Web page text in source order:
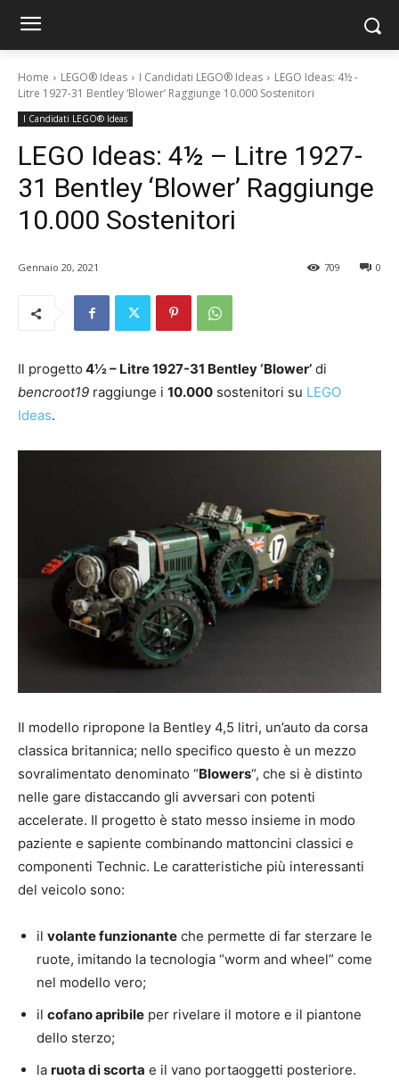
Home LEGO® Ideas I Candidati LEGO® Ideas
LEGO Ideas: 4½ -
Litre 1927-31 Bentley ‘Blower’ Raggiunge 10.000 Sostenitori
I Candidati LEGO® Ideas
LEGO Ideas: 4½ – Litre 1927-
31 Bentley ‘Blower’ Raggiunge
10.000 Sostenitori
Gennaio 20, 2021 0
709
Il progetto 4½ – Litre 1927-31 Bentley ‘Blower’ di
bencroot19 raggiunge i 10.000 sostenitori su LEGO
Ideas.
Il modello ripropone la Bentley 4,5 litri, un’auto da corsa
classica britannica; nello specifico questo è un mezzo
sovralimentato denominato “Blowers“, che si è distinto
nelle gare distaccando gli avversari con potenti
accelerate. Il progetto è stato messo insieme in modo
paziente e sapiente combinando mattoncini classici e
componenti Technic. Le caratteristiche più interessanti
del veicolo sono:
il volante funzionante che permette di far sterzare le
ruote, imitando la tecnologia “worm and wheel” come
nel modello vero;
il cofano apribile per rivelare il motore e il piantone
dello sterzo;
la ruota di scorta e il vano portaoggetti posteriore.